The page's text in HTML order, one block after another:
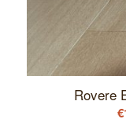
Rovere
€